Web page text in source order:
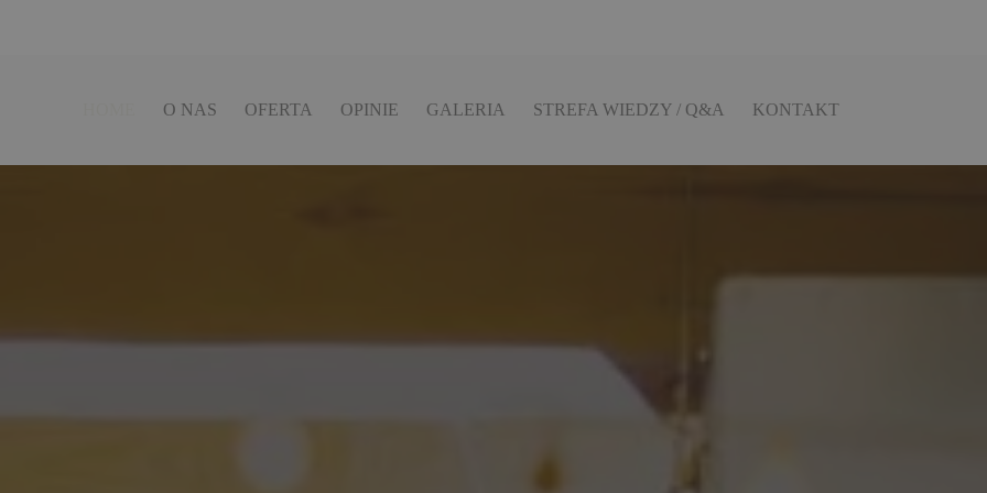
O NAS OFERTA OPINIE GALERIA STREFA WIEDZY / Q&A KONTAKT